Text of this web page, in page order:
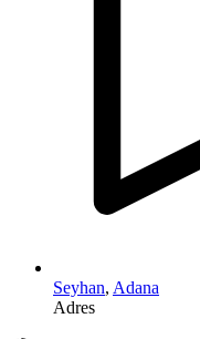
Seyhan, Adana
Adres